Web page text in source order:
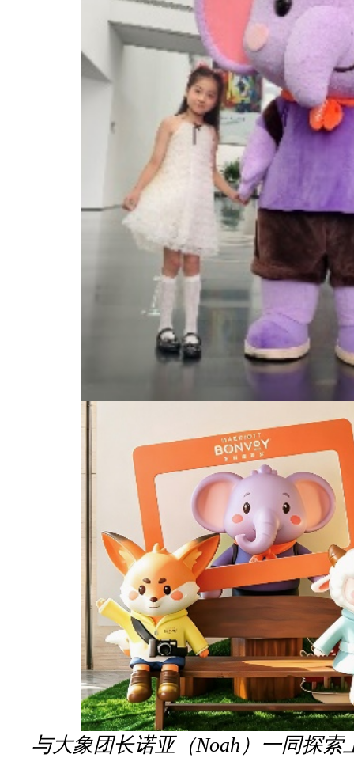
与大象团长诺亚（Noah）一同探